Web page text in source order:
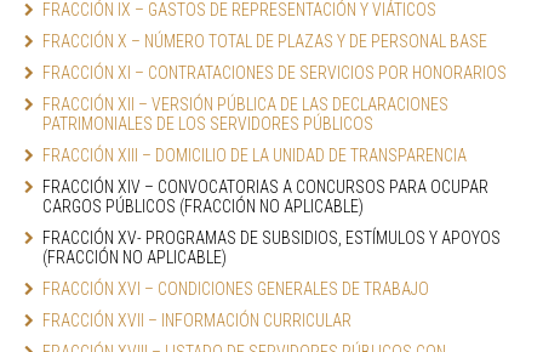
FRACCIÓN IX – GASTOS DE REPRESENTACIÓN Y VIÁTICOS
FRACCIÓN X – NÚMERO TOTAL DE PLAZAS Y DE PERSONAL BASE
FRACCIÓN XI – CONTRATACIONES DE SERVICIOS POR HONORARIOS
FRACCIÓN XII – VERSIÓN PÚBLICA DE LAS DECLARACIONES
PATRIMONIALES DE LOS SERVIDORES PÚBLICOS
FRACCIÓN XIII – DOMICILIO DE LA UNIDAD DE TRANSPARENCIA
FRACCIÓN XIV – CONVOCATORIAS A CONCURSOS PARA OCUPAR
CARGOS PÚBLICOS (FRACCIÓN NO APLICABLE)
FRACCIÓN XV- PROGRAMAS DE SUBSIDIOS, ESTÍMULOS Y APOYOS
(FRACCIÓN NO APLICABLE)
FRACCIÓN XVI – CONDICIONES GENERALES DE TRABAJO
FRACCIÓN XVII – INFORMACIÓN CURRICULAR